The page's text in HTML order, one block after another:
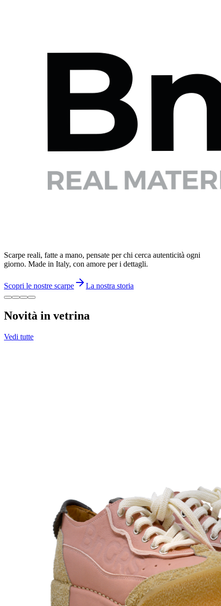
Scarpe reali, fatte a mano, pensate per chi cerca autenticità ogni
giorno. Made in Italy, con amore per i dettagli.
Scopri le nostre scarpe La nostra storia
Novità in vetrina
Vedi tutte